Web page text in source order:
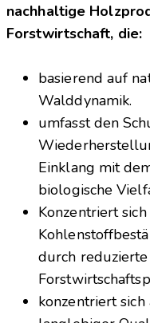
nachhaltige
Forstwirtschaft, die:
basierend auf
Walddynamik.
umfasst den
Einklang mit
biologische
Konzentriert
durch
konzentriert